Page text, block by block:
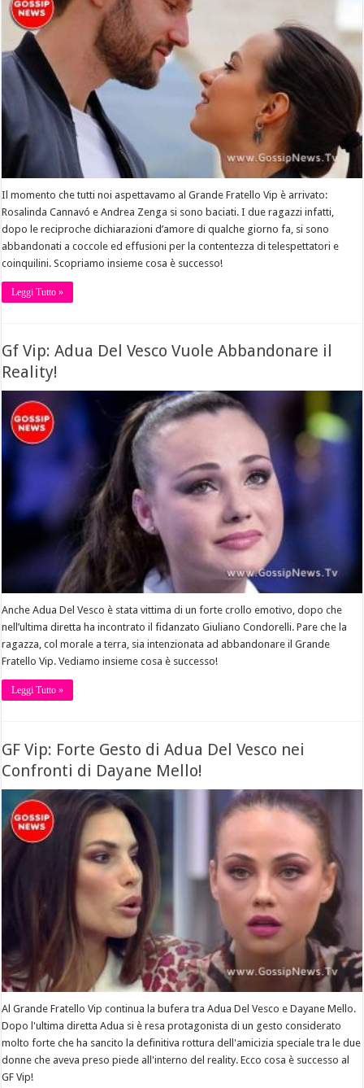
Il momento che tutti noi aspettavamo al Grande Fratello Vip è arrivato:
Rosalinda Cannavó e Andrea Zenga si sono baciati. I due ragazzi infatti,
dopo le reciproche dichiarazioni d’amore di qualche giorno fa, si sono
abbandonati a coccole ed effusioni per la contentezza di telespettatori e
coinquilini. Scopriamo insieme cosa è successo!
Leggi Tutto »
Gf Vip: Adua Del Vesco Vuole Abbandonare il
Reality!
Anche Adua Del Vesco è stata vittima di un forte crollo emotivo, dopo che
nell’ultima diretta ha incontrato il fidanzato Giuliano Condorelli. Pare che la
ragazza, col morale a terra, sia intenzionata ad abbandonare il Grande
Fratello Vip. Vediamo insieme cosa è successo!
Leggi Tutto »
GF Vip: Forte Gesto di Adua Del Vesco nei
Confronti di Dayane Mello!
Al Grande Fratello Vip continua la bufera tra Adua Del Vesco e Dayane Mello.
Dopo l'ultima diretta Adua si è resa protagonista di un gesto considerato
molto forte che ha sancito la definitiva rottura dell'amicizia speciale tra le due
donne che aveva preso piede all'interno del reality. Ecco cosa è successo al
GF Vip!